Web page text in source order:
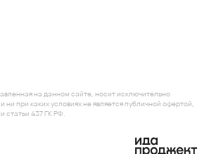
на данном сайте, носит исключительно
при каких условиях не является публичной офертой,
437 ГК РФ.